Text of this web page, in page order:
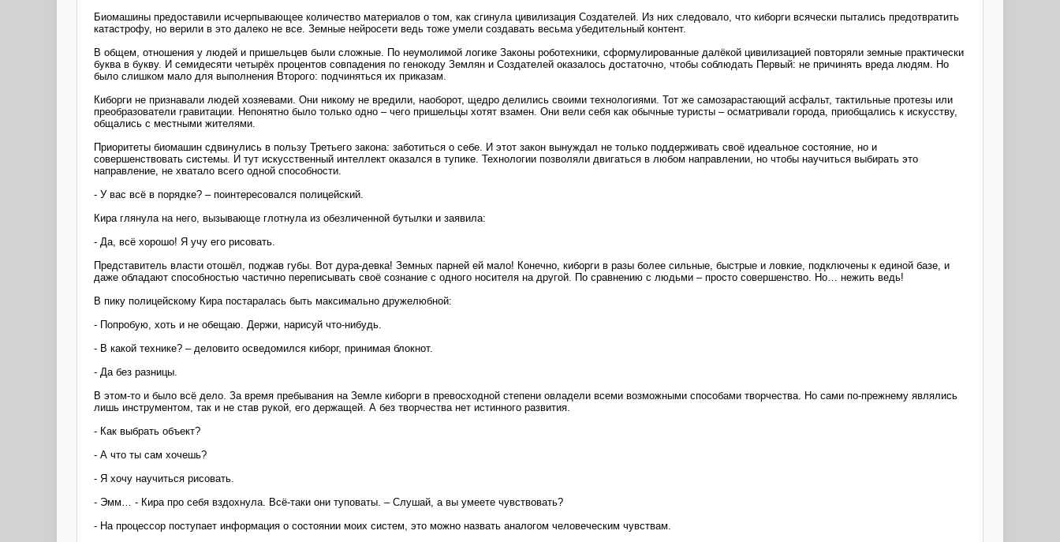
Биомашины предоставили исчерпывающее количество материалов о том, как сгинула цивилизация Создателей. Из них следовало, что киборги всячески пытались предотвратить
катастрофу, но верили в это далеко не все. Земные нейросети ведь тоже умели создавать весьма убедительный контент.
В общем, отношения у людей и пришельцев были сложные. По неумолимой логике Законы роботехники, сформулированные далёкой цивилизацией повторяли земные практически
буква в букву. И семидесяти четырёх процентов совпадения по генокоду Землян и Создателей оказалось достаточно, чтобы соблюдать Первый: не причинять вреда людям. Но
было слишком мало для выполнения Второго: подчиняться их приказам.
Киборги не признавали людей хозяевами. Они никому не вредили, наоборот, щедро делились своими технологиями. Тот же самозарастающий асфальт, тактильные протезы или
преобразователи гравитации. Непонятно было только одно – чего пришельцы хотят взамен. Они вели себя как обычные туристы – осматривали города, приобщались к искусству,
общались с местными жителями.
Приоритеты биомашин сдвинулись в пользу Третьего закона: заботиться о себе. И этот закон вынуждал не только поддерживать своё идеальное состояние, но и
совершенствовать системы. И тут искусственный интеллект оказался в тупике. Технологии позволяли двигаться в любом направлении, но чтобы научиться выбирать это
направление, не хватало всего одной способности.
- У вас всё в порядке? – поинтересовался полицейский.
Кира глянула на него, вызывающе глотнула из обезличенной бутылки и заявила:
- Да, всё хорошо! Я учу его рисовать.
Представитель власти отошёл, поджав губы. Вот дура-девка! Земных парней ей мало! Конечно, киборги в разы более сильные, быстрые и ловкие, подключены к единой базе, и
даже обладают способностью частично переписывать своё сознание с одного носителя на другой. По сравнению с людьми – просто совершенство. Но… нежить ведь!
В пику полицейскому Кира постаралась быть максимально дружелюбной:
- Попробую, хоть и не обещаю. Держи, нарисуй что-нибудь.
- В какой технике? – деловито осведомился киборг, принимая блокнот.
- Да без разницы.
В этом-то и было всё дело. За время пребывания на Земле киборги в превосходной степени овладели всеми возможными способами творчества. Но сами по-прежнему являлись
лишь инструментом, так и не став рукой, его держащей. А без творчества нет истинного развития.
- Как выбрать объект?
- А что ты сам хочешь?
- Я хочу научиться рисовать.
- Эмм… - Кира про себя вздохнула. Всё-таки они туповаты. – Слушай, а вы умеете чувствовать?
- На процессор поступает информация о состоянии моих систем, это можно назвать аналогом человеческим чувствам.